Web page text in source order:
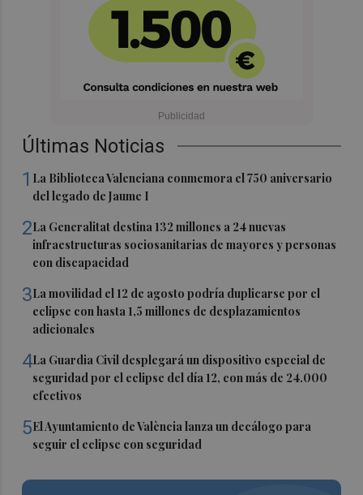
Últimas Noticias
1 La Biblioteca Valenciana conmemora el 750 aniversario
del legado de Jaume I
2La Generalitat destina 132 millones a 24 nuevas
infraestructuras sociosanitarias de mayores y personas
con discapacidad
3La movilidad el 12 de agosto podría duplicarse por el
eclipse con hasta 1,5 millones de desplazamientos
adicionales
4La Guardia Civil desplegará un dispositivo especial de
seguridad por el eclipse del día 12, con más de 24.000
efectivos
5El Ayuntamiento de València lanza un decálogo para
seguir el eclipse con seguridad